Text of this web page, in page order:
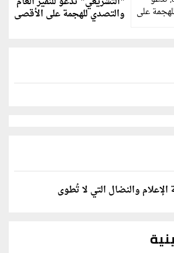
والتصدي للهجمة على الأقصى
والنضال التي لا تُطوى